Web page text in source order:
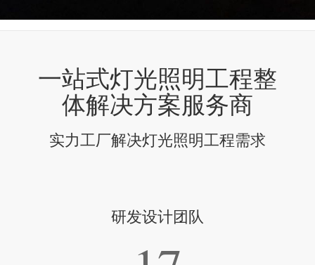
一站式灯光照明工程整
体解决方案服务商
实力工厂解决灯光照明工程需求
研发设计团队